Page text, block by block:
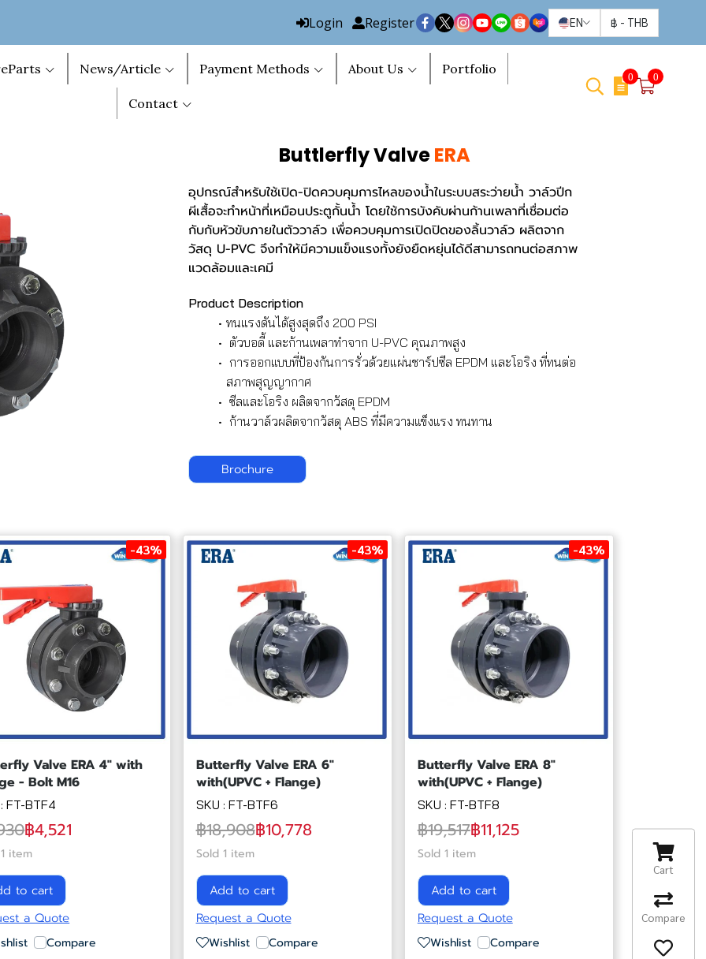
Login Register EN ฿ - THB
News/Article Payment Methods About Us Portfolio
Contact
0 0
Buttlerfly ValveERA
อุปกรณ์สำหรับใช้เปิด-ปิดควบคุมการไหลของน้ำในระบบสระว่ายน้ำ วาล์วปีก
ผีเสื้อจะทำหน้าที่เหมือนประตูกั้นน้ำ โดยใช้การบังคับผ่านก้านเพลาที่เชื่อมต่อ
กับกับหัวขับภายในตัววาล์ว เพื่อควบคุมการเปิดปิดของลิ้นวาล์ว ผลิตจาก
วัสดุ U-PVC จึงทำให้มีความแข็งแรงทั้งยังยืดหยุ่นได้ดีสามารถทนต่อสภาพ
แวดล้อมและเคมี
Product Description
ทนแรงดันได้สูงสุดถึง 200 PSI
ตัวบอดี้ และก้านเพลาทำจาก U-PVC คุณภาพสูง
การออกแบบที่ป้องกันการรั่วด้วยแผ่นชาร์ปซีล EPDM และโอริง ที่ทนต่อ
สภาพสุญญากาศ
ซีลและโอริง ผลิตจากวัสดุ EPDM
ก้านวาล์วผลิตจากวัสดุ ABS ที่มีความแข็งแรง ทนทาน
Brochure
-43%
Valve ERA 4" with
- Bolt M16
FT-BTF4
฿4,521
item
to cart
a Quote
Compare
-43%
Butterfly Valve ERA 6"
with(UPVC + Flange)
SKU : FT-BTF6
฿18,908฿10,778
Sold 1 item
Add to cart
Request a Quote
Wishlist Compare
-43%
Butterfly Valve ERA 8"
with(UPVC + Flange)
SKU : FT-BTF8
฿19,517฿11,125
Sold 1 item
Add to cart
Request a Quote
Wishlist Compare
Cart
Compare